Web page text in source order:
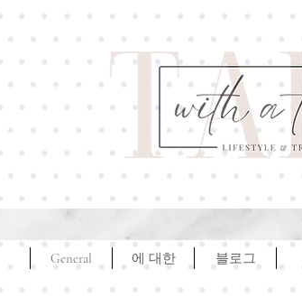
General 에 대한 블로그